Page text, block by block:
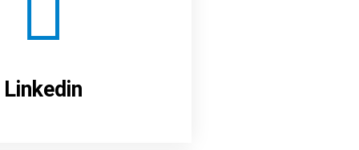
Linkedin